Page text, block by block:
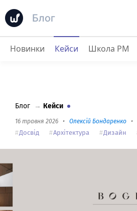
Блог
Bogdanova Bureau : як вчасно запобігти помилкам за допомогою обліку часу
Новинки Кейси Школа PM
Блог → Кейси
16 травня 2026 • Олексій Бондаренко •
Досвід Архітектура Дизайн